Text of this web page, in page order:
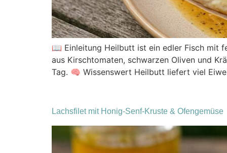
📖 Einleitung Heilbutt ist ein edler Fisch mit
aus Kirschtomaten, schwarzen Oliven und
Tag. 🧠 Wissenswert Heilbutt liefert viel
Lachsfilet mit Honig-Senf-Kruste & Ofengemüse